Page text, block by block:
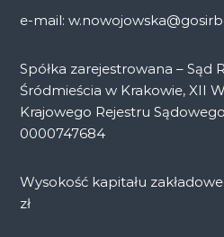
e-mail:
Spółka zarejestrowana – Sąd
Śródmieścia w Krakowie, XII
Krajowego Rejestru
0000747684
Wysokość kapitału
zł